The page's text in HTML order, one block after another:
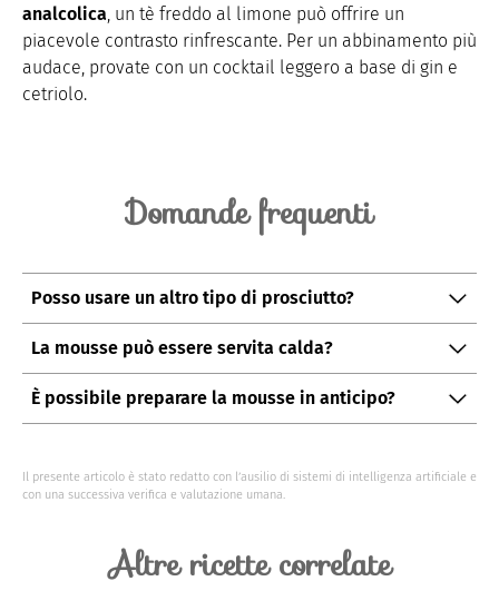
analcolica, un tè freddo al limone può offrire un
piacevole contrasto rinfrescante. Per un abbinamento più
audace, provate con un cocktail leggero a base di gin e
cetriolo.
Domande frequenti
Posso usare un altro tipo di prosciutto?
Sì, potete sperimentare con prosciutto crudo o
affumicato per un gusto più intenso.
La mousse può essere servita calda?
No, la mousse di prosciutto cotto è pensata per essere
servita fredda, dopo il riposo in frigorifero.
È possibile preparare la mousse in anticipo?
Il presente articolo è stato redatto con l’ausilio di sistemi di intelligenza artificiale e
con una successiva verifica e valutazione umana.
Altre ricette correlate